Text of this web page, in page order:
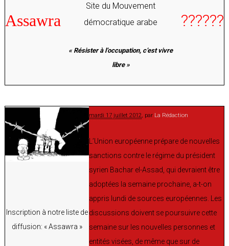
Assawra
Site du Mouvement
démocratique arabe
« Résister à l’occupation, c’est vivre
libre »
??????
Inscription à notre liste de
diffusion: « Assawra »
mardi 17 juillet 2012, par La Rédaction
L’Union européenne prépare de nouvelles
sanctions contre le régime du président
syrien Bachar el-Assad, qui devraient être
adoptées la semaine prochaine, a-t-on
appris lundi de sources européennes. Les
discussions doivent se poursuivre cette
semaine sur les nouvelles personnes et
entités visées, de même que sur de